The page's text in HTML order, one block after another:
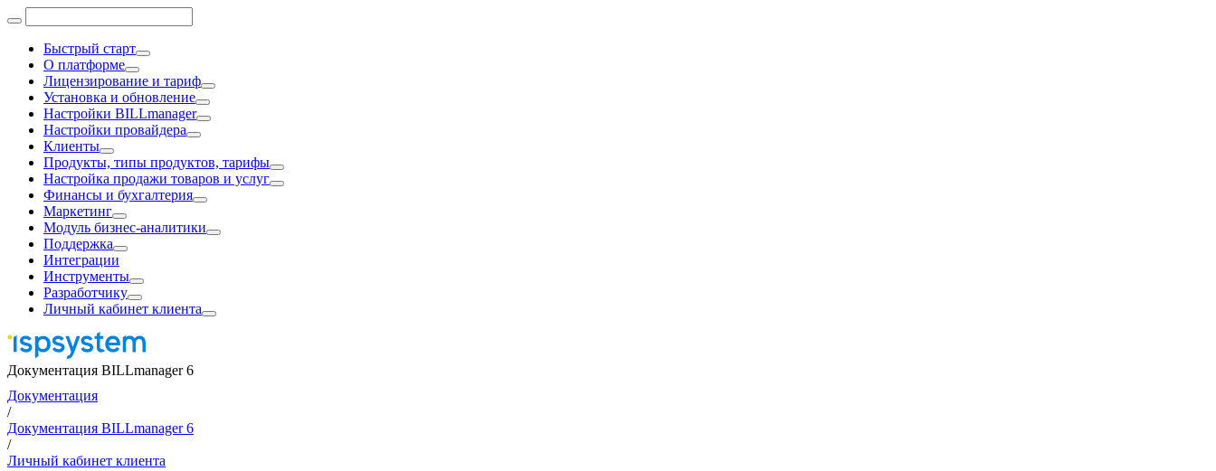
Быстрый старт
О платформе
Лицензирование и тариф
Установка и обновление
Настройки BILLmanager
Настройки провайдера
Клиенты
Продукты, типы продуктов, тарифы
Настройка продажи товаров и услуг
Финансы и бухгалтерия
Маркетинг
Модуль бизнес-аналитики
Поддержка
Интеграции
Инструменты
Разработчику
Личный кабинет клиента
Документация BILLmanager 6
Документация
/
Документация BILLmanager 6
/
Личный кабинет клиента